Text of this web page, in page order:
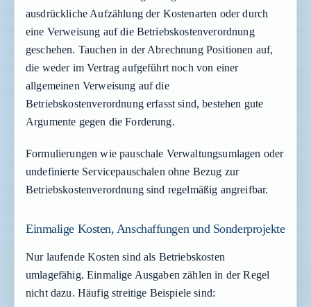
ausdrückliche Aufzählung der Kostenarten oder durch
eine Verweisung auf die Betriebskostenverordnung
geschehen. Tauchen in der Abrechnung Positionen auf,
die weder im Vertrag aufgeführt noch von einer
allgemeinen Verweisung auf die
Betriebskostenverordnung erfasst sind, bestehen gute
Argumente gegen die Forderung.
Formulierungen wie pauschale Verwaltungsumlagen oder
undefinierte Servicepauschalen ohne Bezug zur
Betriebskostenverordnung sind regelmäßig angreifbar.
Einmalige Kosten, Anschaffungen und Sonderprojekte
Nur laufende Kosten sind als Betriebskosten
umlagefähig. Einmalige Ausgaben zählen in der Regel
nicht dazu. Häufig streitige Beispiele sind: